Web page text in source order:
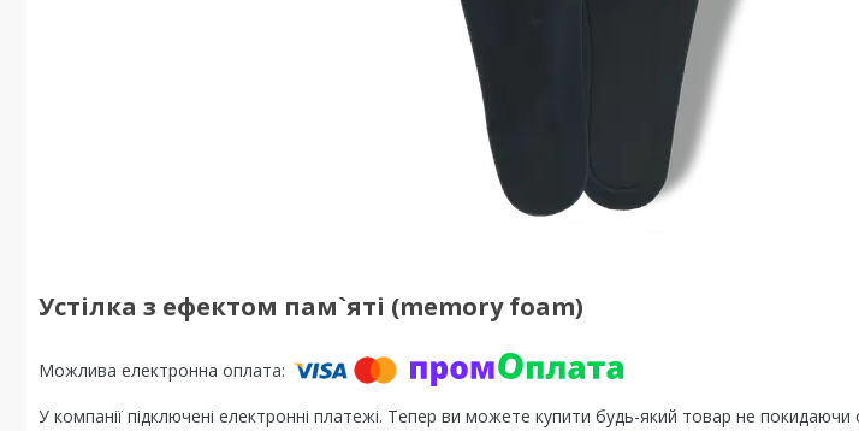
Устілка з ефектом пам`яті (memory foam)
У компанії підключені електронні платежі. Тепер ви можете купити будь-який товар не покидаючи